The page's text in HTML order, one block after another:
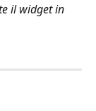
il widget in